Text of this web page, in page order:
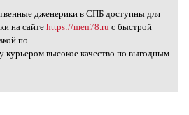
дженерики в СПБ
дженерики в СПБ доступны для
на сайте https://men78.ru с быстрой
по
курьером высокое качество по выгодным